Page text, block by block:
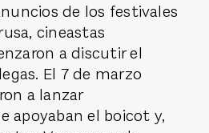
de los festivales
cineastas
a discutir el
El 7 de marzo
a lanzar
apoyaban el boicot y,